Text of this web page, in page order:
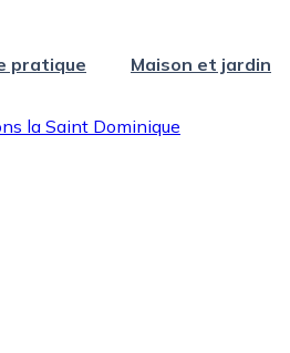
pratique Maison et jardin
laSaint Dominique